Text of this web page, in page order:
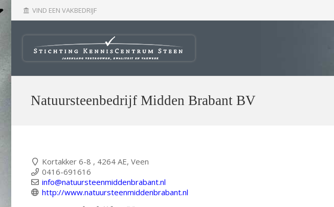
account_balance VIND EEN VAKBEDRIJF
Natuursteenbedrijf Midden Brabant BV
Kortakker 6-8 , 4264 AE, Veen
0416-691616
info@natuursteenmiddenbrabant.nl
http://www.natuursteenmiddenbrabant.nl